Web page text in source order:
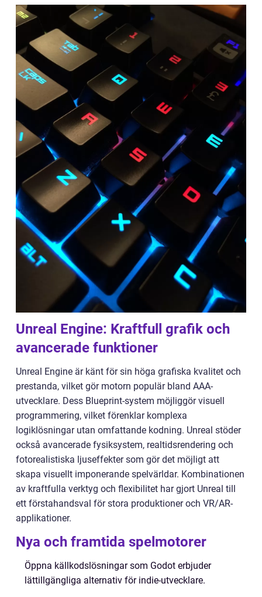
Unreal Engine: Kraftfull grafik och
avancerade funktioner
Unreal Engine är känt för sin höga grafiska kvalitet och
prestanda, vilket gör motorn populär bland AAA-
utvecklare. Dess Blueprint-system möjliggör visuell
programmering, vilket förenklar komplexa
logiklösningar utan omfattande kodning. Unreal stöder
också avancerade fysiksystem, realtidsrendering och
fotorealistiska ljuseffekter som gör det möjligt att
skapa visuellt imponerande spelvärldar. Kombinationen
av kraftfulla verktyg och flexibilitet har gjort Unreal till
ett förstahandsval för stora produktioner och VR/AR-
applikationer.
Nya och framtida spelmotorer
Öppna källkodslösningar som Godot erbjuder
lättillgängliga alternativ för indie-utvecklare.